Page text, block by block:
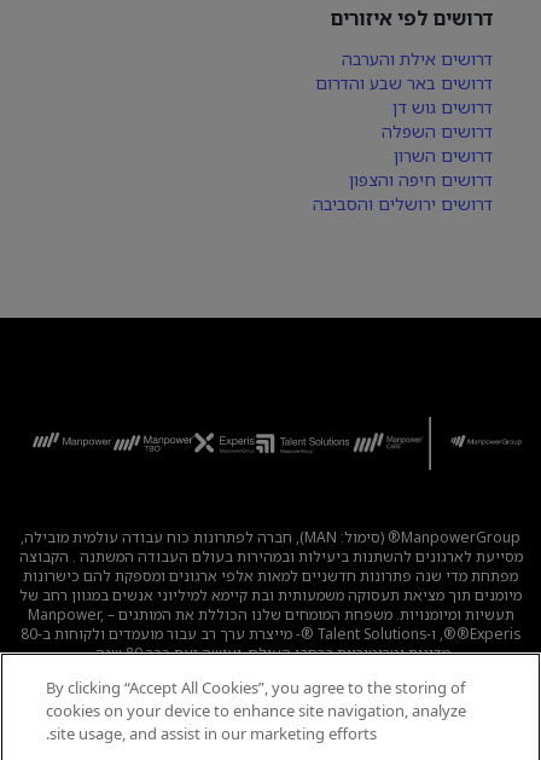
דרושים לפי איזורים
דרושים אילת והערבה
דרושים באר שבע והדרום
דרושים גוש דן
דרושים השפלה
דרושים השרון
דרושים חיפה והצפון
דרושים ירושלים והסביבה
ManpowerGroup® (סימול: MAN), חברה לפתרונות כוח עבודה עולמית מובילה,
מסייעת לארגונים להשתנות ביעילות ובמהירות בעולם העבודה המשתנה . הקבוצה
מפתחת מדי שנה פתרונות חדשניים למאות אלפי ארגונים ומספקת להם כישרונות
מיומנים תוך מציאת תעסוקה משמעותית ובת קיימא למיליוני אנשים במגוון רחב של
תעשיות ומיומנויות. משפחת המומחים שלנו הכוללת את המותגים – Manpower,
®Experis®, ו-Talent Solutions ®- מייצרת ערך רב עבור מועמדים ולקוחות ב-80
מדינות וטריטוריות ברחבי העולם, ועושה זאת כבר 80 שנה.
לכל המשרות | מדיניות הפרטיות | תנאי השימוש | נגישות
קוד אתי
|
By clicking “Accept All Cookies”, you agree to the storing of
cookies on your device to enhance site navigation, analyze
site usage, and assist in our marketing efforts.